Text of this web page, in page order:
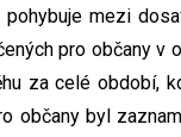
mezi
pro občany v
za celé období,
občany byl